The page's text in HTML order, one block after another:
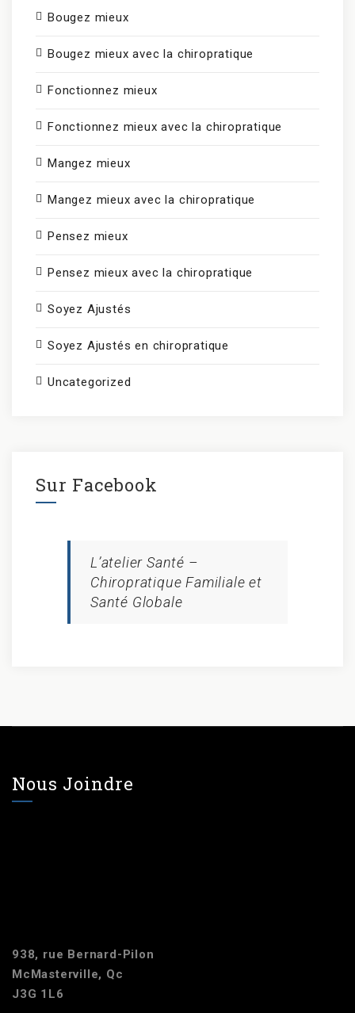
Bougez mieux
Bougez mieux avec la chiropratique
Fonctionnez mieux
Fonctionnez mieux avec la chiropratique
Mangez mieux
Mangez mieux avec la chiropratique
Pensez mieux
Pensez mieux avec la chiropratique
Soyez Ajustés
Soyez Ajustés en chiropratique
Uncategorized
Sur Facebook
L’atelier Santé –
Chiropratique Familiale et
Santé Globale
Nous Joindre
938, rue Bernard-Pilon
McMasterville, Qc
J3G 1L6